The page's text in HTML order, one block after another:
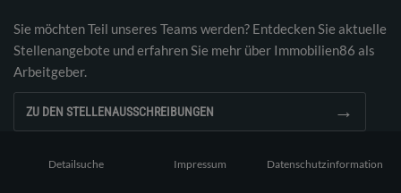
Sie möchten Teil unseres Teams werden? Entdecken Sie aktuelle
Stellenangebote und erfahren Sie mehr über Immobilien86 als
Arbeitgeber.
ZU DEN STELLENAUSSCHREIBUNGEN →
Detailsuche Impressum Datenschutzinformation